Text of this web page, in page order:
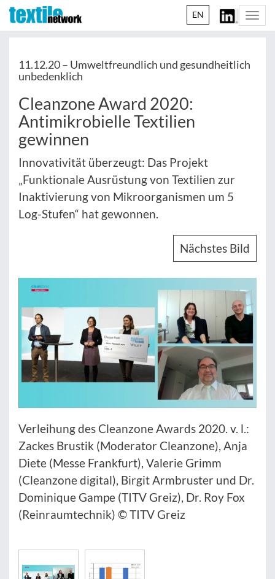
EN
11.12.20 – Umweltfreundlich und gesundheitlich
unbedenklich
Cleanzone Award 2020:
Antimikrobielle Textilien
gewinnen
Innovativität überzeugt: Das Projekt
„Funktionale Ausrüstung von Textilien zur
Inaktivierung von Mikroorganismen um 5
Log-Stufen“ hat gewonnen.
Nächstes Bild
Verleihung des Cleanzone Awards 2020. v. l.:
Zackes Brustik (Moderator Cleanzone), Anja
Diete (Messe Frankfurt), Valerie Grimm
(Cleanzone digital), Birgit Armbruster und Dr.
Dominique Gampe (TITV Greiz), Dr. Roy Fox
(Reinraumtechnik) © TITV Greiz